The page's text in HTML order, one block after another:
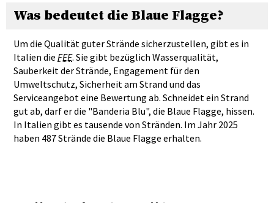
Was bedeutet die Blaue Flagge?
Um die Qualität guter Strände sicherzustellen, gibt es in
Italien die FEE. Sie gibt bezüglich Wasserqualität,
Sauberkeit der Strände, Engagement für den
Umweltschutz, Sicherheit am Strand und das
Serviceangebot eine Bewertung ab. Schneidet ein Strand
gut ab, darf er die "Banderia Blu", die Blaue Flagge, hissen.
In Italien gibt es tausende von Stränden. Im Jahr 2025
haben 487 Strände die Blaue Flagge erhalten.